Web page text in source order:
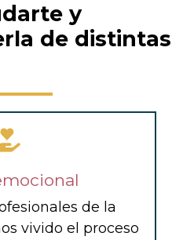
y
de distintas
de la
vivido el proceso